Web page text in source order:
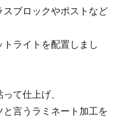
ブロックやポストなど
ライトを配置しまし
て仕上げ、
言うラミネート加工を